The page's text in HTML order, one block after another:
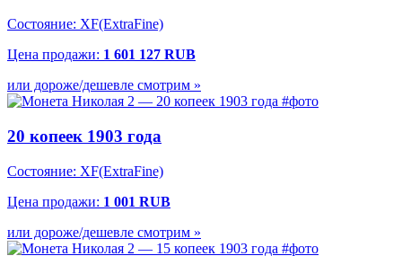
Состояние: XF(ExtraFine)
Цена продажи: 1 601 127 RUB
или дороже/дешевле смотрим »
20 копеек 1903 года
Состояние: XF(ExtraFine)
Цена продажи: 1 001 RUB
или дороже/дешевле смотрим »